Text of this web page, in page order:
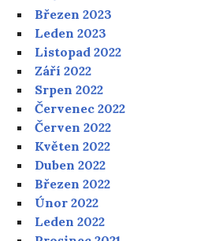
Březen 2023
Leden 2023
Listopad 2022
Září 2022
Srpen 2022
Červenec 2022
Červen 2022
Květen 2022
Duben 2022
Březen 2022
Únor 2022
Leden 2022